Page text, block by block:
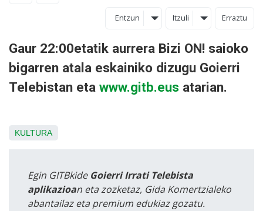
Entzun Itzuli Erraztu
Gaur 22:00etatik aurrera Bizi ON! saioko
bigarren atala eskainiko dizugu Goierri
Telebistan eta www.gitb.eus atarian.
KULTURA
Egin GITBkide Goierri Irrati Telebista
aplikazioan eta zozketaz, Gida Komertzialeko
abantailaz eta premium edukiaz gozatu.